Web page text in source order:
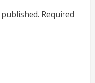
Required